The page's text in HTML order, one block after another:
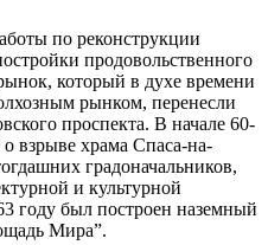
по реконструкции
продовольственного
который в духе времени
рынком, перенесли
проспекта. В начале 60-
взрыве храма Спаса-на-
градоначальников,
и культурной
году был построен наземный
Мира”.